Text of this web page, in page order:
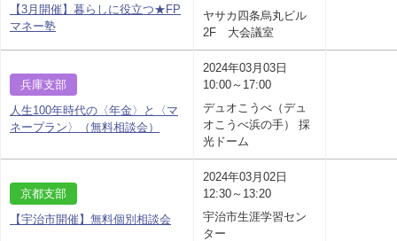
【3月開催】暮らしに役立つ★FP
マネー塾
ヤサカ四条烏丸ビル
2F 大会議室
兵庫支部
人生100年時代の〈年金〉と〈マ
ネープラン〉（無料相談会）
2024年03月03日
10:00～17:00
デュオこうべ（デュ
オこうべ浜の手） 採
光ドーム
京都支部
【宇治市開催】無料個別相談会
2024年03月02日
12:30～13:20
宇治市生涯学習セン
ター